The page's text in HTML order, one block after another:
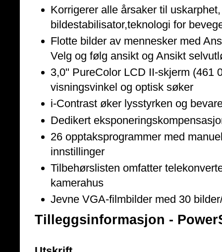
Korrigerer alle årsaker til
bildestabilisator,teknologi for
Flotte bilder av mennesker med
Velg og følg ansikt og Ansikt
3,0" PureColor LCD II-skjerm (461
visningsvinkel og optisk søker
i-Contrast øker lysstyrken og
Dedikert
26 opptaksprogrammer med
innstillinger
Tilbehørslisten omfatter
kamerahus
Jevne VGA-filmbilder med 30
Tilleggsinformasjon -